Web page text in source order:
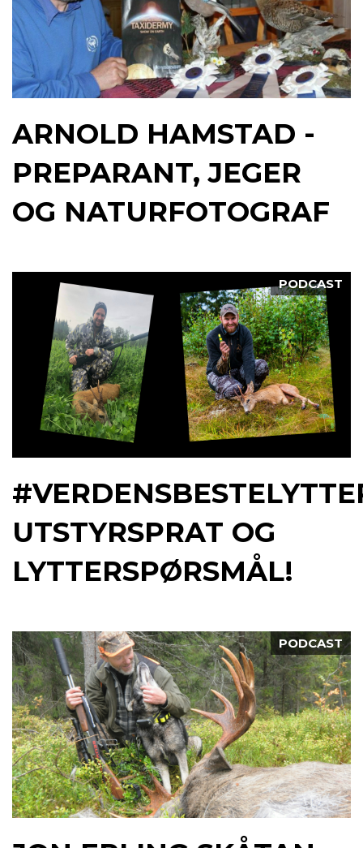
ARNOLD HAMSTAD -
PREPARANT, JEGER
OG NATURFOTOGRAF
PODCAST
UTSTYRSPRAT OG
LYTTERSPØRSMÅL!
PODCAST